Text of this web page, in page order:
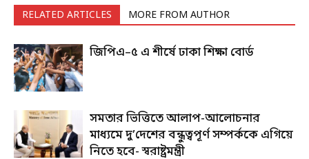
RELATED ARTICLES MORE FROM AUTHOR
জিপিএ–৫ এ শীর্ষে ঢাকা শিক্ষা বোর্ড
সমতার ভিত্তিতে আলাপ-আলোচনার
মাধ্যমে দু’দেশের বন্ধুত্বপূর্ণ সম্পর্ককে এগিয়ে
নিতে হবে- স্বরাষ্ট্রমন্ত্রী